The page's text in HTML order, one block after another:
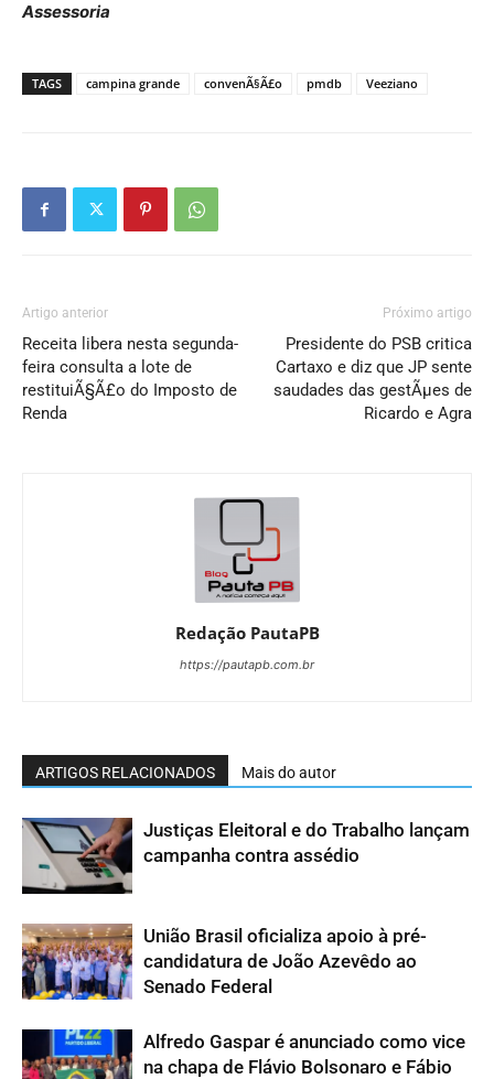
Assessoria
TAGS campina grande convenÃ§Ã£o pmdb Veeziano
Artigo anterior
Receita libera nesta segunda-
feira consulta a lote de
restituiÃ§Ã£o do Imposto de
Renda
Próximo artigo
Presidente do PSB critica
Cartaxo e diz que JP sente
saudades das gestÃµes de
Ricardo e Agra
Redação PautaPB
https://pautapb.com.br
ARTIGOS RELACIONADOS Mais do autor
Justiças Eleitoral e do Trabalho lançam
campanha contra assédio
União Brasil oficializa apoio à pré-
candidatura de João Azevêdo ao
Senado Federal
Alfredo Gaspar é anunciado como vice
na chapa de Flávio Bolsonaro e Fábio